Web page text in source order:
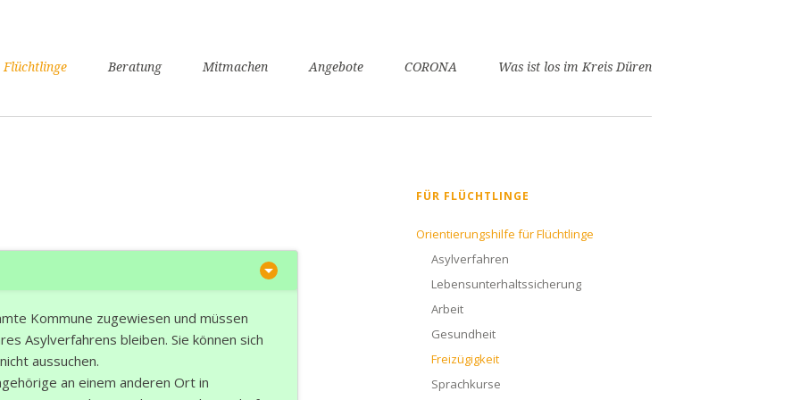
Flüchtlinge
und Geburt
Rückkehr
Beratung Mitmachen Angebote CORONA Was ist los im Kreis Düren
Kommune zugewiesen und müssen
Asylverfahrens bleiben. Sie können sich
aussuchen.
an einem anderen Ort in
Navigation
FÜR FLÜCHTLINGE
Orientierungshilfe für Flüchtlinge
Asylverfahren
Lebensunterhaltssicherung
Arbeit
Gesundheit
Freizügigkeit
Sprachkurse